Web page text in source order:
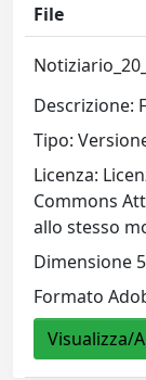
File
Descrizione:
Tipo:
Licenza:
Commons
allo stesso
Dimensione
Formato
Visualizza/